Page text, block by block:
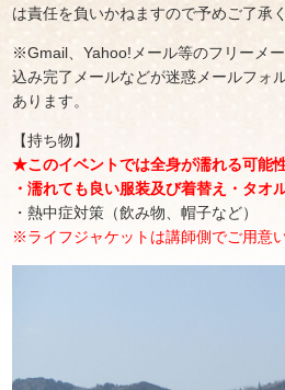
は責任を負いかねますので予めご了承
※Gmail、Yahoo!メール等のフリーメ
込み完了メールなどが迷惑メールフォ
あります。
【持ち物】
★このイベントでは全身が濡れる可能性
・濡れても良い服装及び着替え・タオ
・熱中症対策（飲み物、帽子など）
※ライフジャケットは講師側でご用意い